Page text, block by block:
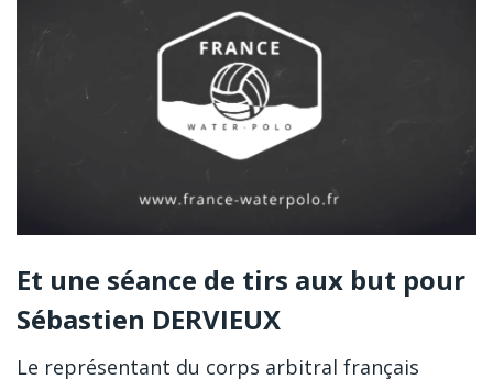
Et une séance de tirs aux but pour
Sébastien DERVIEUX
Le représentant du corps arbitral français